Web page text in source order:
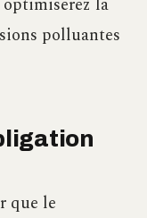
optimiserez la
polluantes
que le